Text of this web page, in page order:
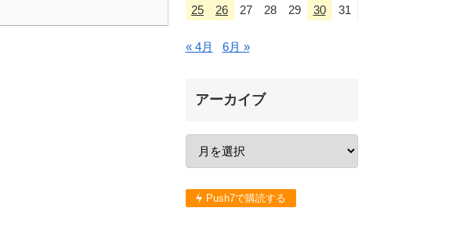
25
26 27 28 29 30 31
« 4月 6月 »
アーカイブ
Push7で購読する